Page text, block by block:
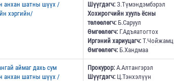
анхан шатны шүүх /
хэргийн/
Шүүгдэгч:З.Түмэндэмбэрэл
Хохирогчийн хууль ёсны
төлөөлөгч:Б.Саруул
Өмгөөлөгч:Г.Адъяатогтох
Иргэний хариуцагч:Т.Чойжамц
Өмгөөлөгч:Б.Хандмаа
аймаг дахь сум
анхан шатны шүүх /
Прокурор:А.Алтангэрэл
Шүүгдэгч:Ц.Тэнхэлүүн